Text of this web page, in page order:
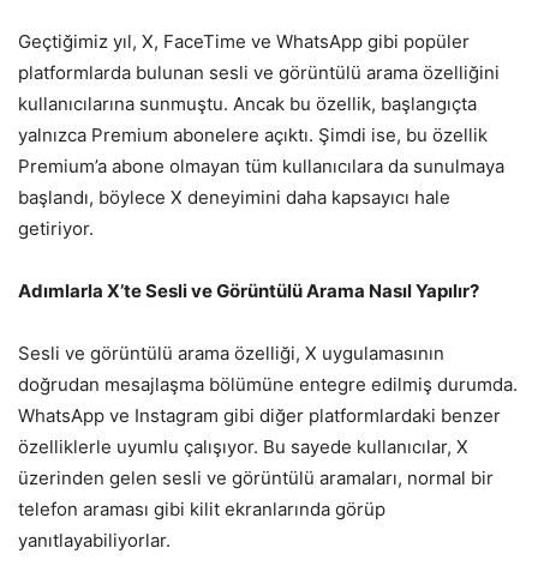
Geçtiğimiz yıl, X, FaceTime ve WhatsApp gibi popüler
platformlarda bulunan sesli ve görüntülü arama özelliğini
kullanıcılarına sunmuştu. Ancak bu özellik, başlangıçta
yalnızca Premium abonelere açıktı. Şimdi ise, bu özellik
Premium’a abone olmayan tüm kullanıcılara da sunulmaya
başlandı, böylece X deneyimini daha kapsayıcı hale
getiriyor.
Adımlarla X’te Sesli ve Görüntülü Arama Nasıl Yapılır?
Sesli ve görüntülü arama özelliği, X uygulamasının
doğrudan mesajlaşma bölümüne entegre edilmiş durumda.
WhatsApp ve Instagram gibi diğer platformlardaki benzer
özelliklerle uyumlu çalışıyor. Bu sayede kullanıcılar, X
üzerinden gelen sesli ve görüntülü aramaları, normal bir
telefon araması gibi kilit ekranlarında görüp
yanıtlayabiliyorlar.